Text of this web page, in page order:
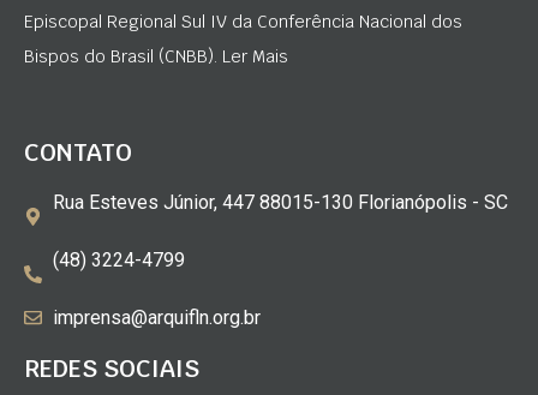
Episcopal Regional Sul IV da Conferência Nacional dos
Bispos do Brasil (CNBB). Ler Mais
CONTATO
Rua Esteves Júnior, 447 88015-130 Florianópolis - SC
(48) 3224-4799
imprensa@arquifln.org.br
REDES SOCIAIS